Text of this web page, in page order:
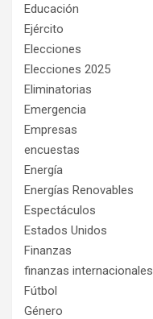
Educación
Ejército
Elecciones
Elecciones 2025
Eliminatorias
Emergencia
Empresas
encuestas
Energía
Energías Renovables
Espectáculos
Estados Unidos
Finanzas
finanzas internacionales
Fútbol
Género